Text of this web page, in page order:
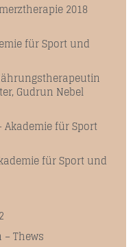
2018
für Sport und
Gudrun Nebel
Akademie für Sport
für Sport und
Thews